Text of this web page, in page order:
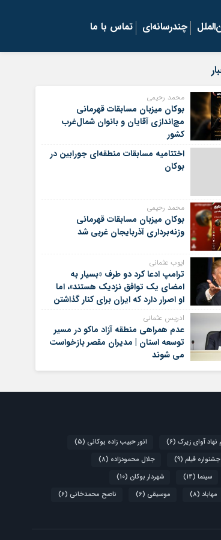
چندرسانه‌ای تماس با ما
محمد رحیمی
بوکان میزبان مسابقات قهرمانی
مچ‌اندازی آقایان و بانوان شمال‌غرب
کشور
اختتامیه مسابقات منطقه‌ای جورابین در
بوکان
محمد رحیمی
بوکان میزبان مسابقات قهرمانی
وزنه‌برداری آذربایجان غربی شد
ایوب عثمانی
ترامپ ادعا کرد دو طرف «بسیار به
امضای یک توافق نزدیک هستند»، اما
او اصرار دارد که ایران برای کنار گذاشتن
برنامه‌های هسته‌ای خود گام‌های
بیشتری بردارد
ادریس عثمانی
عدم همراهی منطقه آزاد ماکو در مسیر
توسعه استان | مدیران مقصر بازخواست
می شوند
آوای زیرک (6) انور حبیب زاده بوکانی (5)
جشنواره فیلم (9) جلال محمودزاده (8)
سینما (14) شهردار بوکان (10)
مهاباد (8) موسیقی (6) ناصح محمدخانی (6)